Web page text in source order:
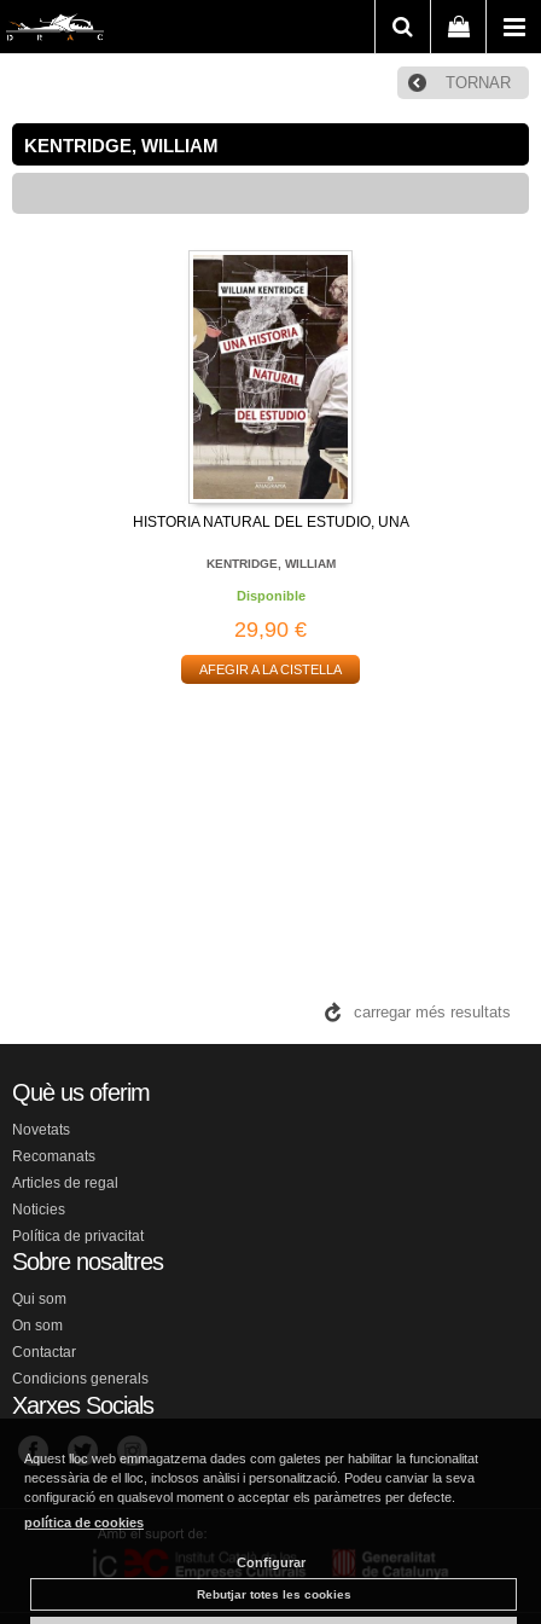
TORNAR
KENTRIDGE, WILLIAM
HISTORIA NATURAL DEL ESTUDIO, UNA
KENTRIDGE, WILLIAM
Disponible
29,90 €
AFEGIR A LA CISTELLA
carregar més resultats
Què us oferim
Novetats
Recomanats
Articles de regal
Noticies
Política de privacitat
Sobre nosaltres
Qui som
On som
Contactar
Condicions generals
Xarxes Socials
Aquest lloc web emmagatzema dades com galetes per habilitar la funcionalitat
necessària de el lloc, inclosos anàlisi i personalització. Podeu canviar la seva
configuració en qualsevol moment o acceptar els paràmetres per defecte.
política de cookies
Configurar
Rebutjar totes les cookies